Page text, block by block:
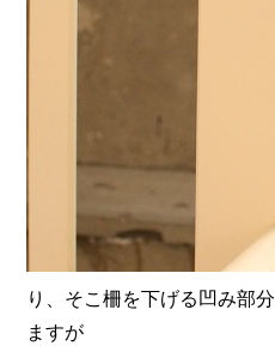
り、そこ柵を下げる凹み部
ますが